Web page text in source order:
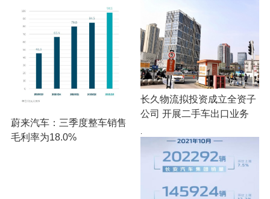
蔚来汽车：三季度整车销售
毛利率为18.0%
长久物流拟投资成立全资子
公司 开展二手车出口业务
·